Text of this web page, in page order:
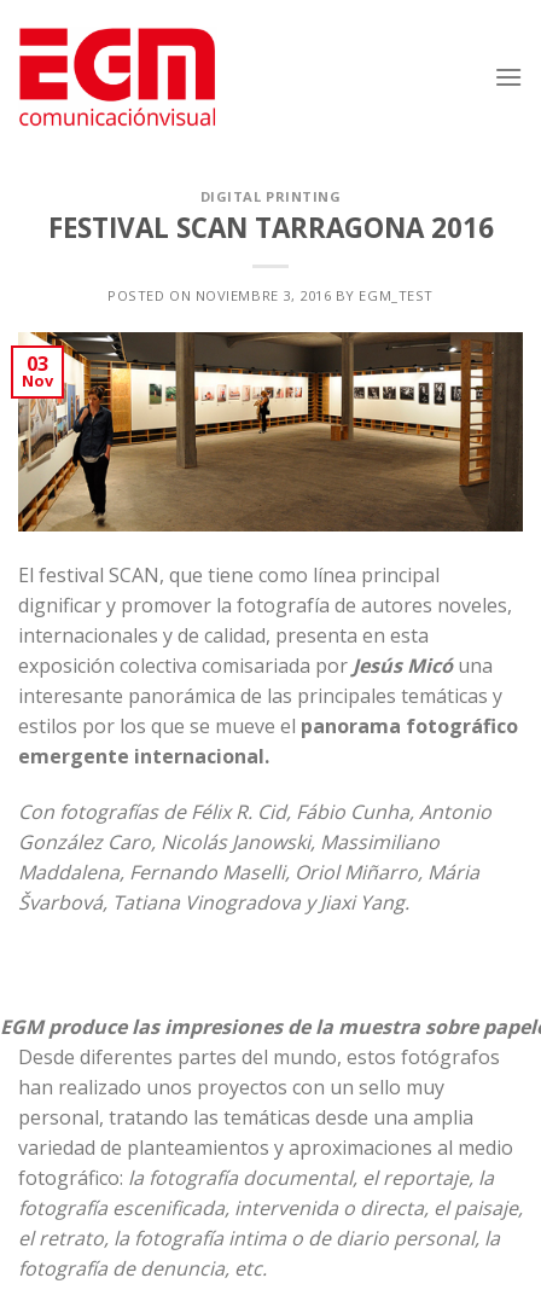
contenido
DIGITAL PRINTING
FESTIVAL SCAN TARRAGONA 2016
POSTED ON NOVIEMBRE 3, 2016 BY EGM_TEST
03
Nov
El festival SCAN, que tiene como línea principal
dignificar y promover la fotografía de autores noveles,
internacionales y de calidad, presenta en esta
exposición colectiva comisariada por Jesús Micóuna
interesante panorámica de las principales temáticas y
estilos por los que se mueve el panorama fotográfico
emergente internacional.
Con fotografías de Félix R. Cid, Fábio Cunha, Antonio
González Caro, Nicolás Janowski, Massimiliano
Maddalena, Fernando Maselli, Oriol Miñarro, Mária
Švarbová, Tatiana Vinogradova y Jiaxi Yang.
EGM produce las impresiones de la muestra sobre
Desde diferentes partes del mundo, estos fotógrafos
han realizado unos proyectos con un sello muy
personal, tratando las temáticas desde una amplia
variedad de planteamientos y aproximaciones al medio
fotográfico: la fotografía documental, el reportaje, la
fotografía escenificada, intervenida o directa, el paisaje,
el retrato, la fotografía intima o de diario personal, la
fotografía de denuncia, etc.